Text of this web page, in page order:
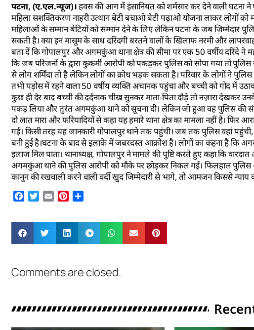
पटना, (ए.एल.न्यूज)।हवस की आग में इंसानियत को शर्मसार कर देने वाली घटना
महिला सशक्तिकरण नाहरी उत्थान बेटी बचाओ बेटी पढ़ाओ योजना लाकर लोगों
महिलाओं के सम्मान बेटियों को सम्मान देने के लिए लेकिन पटना के जब जिम्मेदार
सकती है। क्या इन मासूम के साथ दरिंदगी बरतने वालों के खिलाफ नरमी और
बता दें कि गोपालपुर और अगमकुंआ थाना क्षेत्र की सीमा पर एक 50 वर्षीय दरिंदे ने
कि जब परिजनों के द्वारा कुकर्मी आरोपी को पकड़कर पुलिस को सोपा गया तो
से लोग शर्मिंदा तो है लेकिन लोगों का क्रोध भड़क सकता है। परिवार के लोगों ने
तभी पड़ोस में रहने वाला 50 वर्षीय व्यक्ति अचानक पहुंचा और बच्ची को गोद में
कुछ ही देर बाद बच्ची की दर्दनाक चीख सुनकर माता-पिता दौड़े तो नज़ारा
पकड़ लिया और तुरंत अगमकुंआ थाने को सूचना दी। लेकिन जो हुआ वह पुलिस की
दो लात मारा और फरियादियों से कहा यह हमारे थाना क्षेत्र का मामला नहीं है।
गई। किसी तरह यह जानकारी गोपालपुर थाने तक पहुंची। जब तक पुलिस वहां
बनी हुई है।घटना के बाद से इलाके में जबरदस्त आक्रोश है। लोगों का कहना है कि
इलाज मिल पाता। थानाध्यक्ष, गोपालपुर ने मामले की पुष्टि करते हुए कहा कि
अगमकुंआ थाने की पुलिस आरोपी को मौके पर छोड़कर निकल गई। फिलहाल पुलिस
कानून की रखवाली करने वाली वर्दी खुद जिम्मेदारी से भागे, तो आमजन किससे न्याय
Facebook
Twitter
Email Pinterest
Comments are closed.